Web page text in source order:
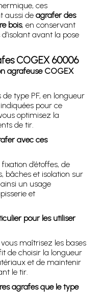
ces
aussi de agrafer des
bois, en conservant
avant la pose
COGEX 60006
agrafeuse COGEX
type PF, en longueur
pour ce
optimisez la
de tir.
avec ces
d’étoffes, de
bâches et isolation sur
un usage
et
pour les utiliser
maîtrisez les bases
de choisir la longueur
et de maintenir
le tir.
agrafes que le type